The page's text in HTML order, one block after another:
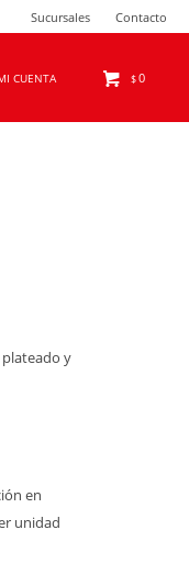
$0
Sucursales Contacto
plateado y
en
unidad